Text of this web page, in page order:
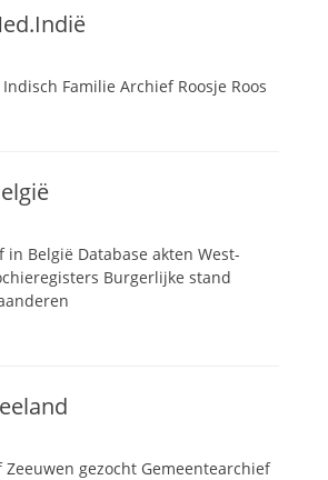
Familie Archief Roosje Roos
in België Database akten West-
Burgerlijke stand
Zeeuwen gezocht Gemeentearchief